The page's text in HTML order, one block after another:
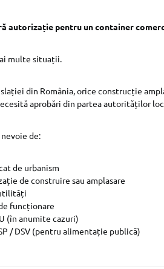
autorizație pentru un container
multe situații.
din România, orice construcție
aprobări din partea autorităților
de:
de urbanism
de construire sau amplasare
funcționare
(în anumite cazuri)
/ DSV (pentru alimentație publică)